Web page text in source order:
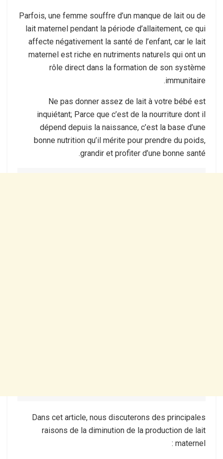
Parfois, une femme souffre d’un manque de lait ou de
lait maternel pendant la période d’allaitement, ce qui
affecte négativement la santé de l’enfant, car le lait
maternel est riche en nutriments naturels qui ont un
rôle direct dans la formation de son système
immunitaire.
Ne pas donner assez de lait à votre bébé est
inquiétant; Parce que c’est de la nourriture dont il
dépend depuis la naissance, c’est la base d’une
bonne nutrition qu’il mérite pour prendre du poids,
grandir et profiter d’une bonne santé.
Dans cet article, nous discuterons des principales
raisons de la diminution de la production de lait
maternel :